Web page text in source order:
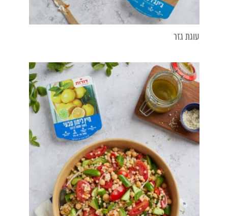
עוגת גזר